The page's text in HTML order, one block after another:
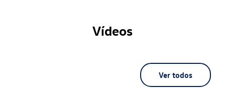
Vídeos
Ver todos